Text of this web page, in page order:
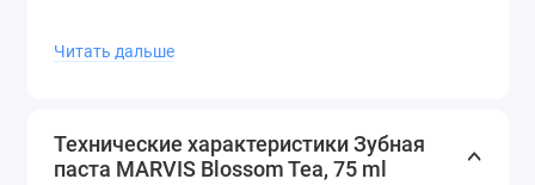
ящик комода.
Результат:Зубная паста Марвис
Читать дальше
Технические характеристики Зубная
паста MARVIS Blossom Tea, 75 ml